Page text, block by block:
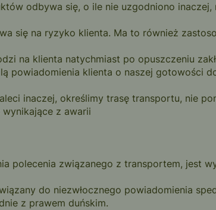
odbywa się, o ile nie uzgodniono
się na ryzyko klienta. Ma to również
na klienta natychmiast po opuszczeniu
powiadomienia klienta o naszej gotowości
inaczej, określimy trasę transportu, nie
z awarii
polecenia związanego z transportem, jest
do niezwłocznego powiadomienia
z prawem duńskim.